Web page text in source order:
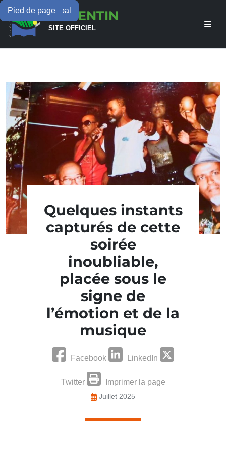
Menu principal
Contenu principal
Pied de pageLAMENTIN
SITE OFFICIEL
Quelques instants
capturés de cette
soirée
inoubliable,
placée sous le
signe de
l’émotion et de la
musique
Facebook LinkedIn
Twitter Imprimer la page
Juillet 2025